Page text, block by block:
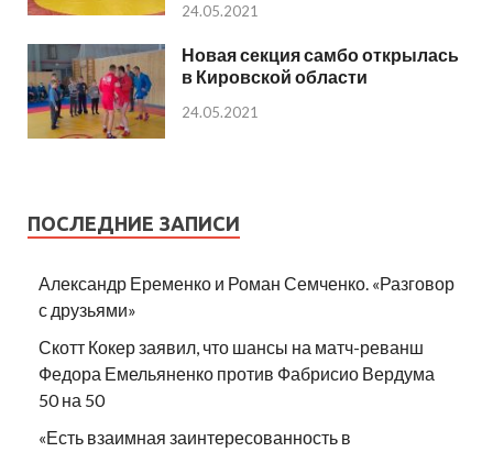
24.05.2021
Новая секция самбо открылась
в Кировской области
24.05.2021
ПОСЛЕДНИЕ ЗАПИСИ
Александр Еременко и Роман Семченко. «Разговор
с друзьями»
Скотт Кокер заявил, что шансы на матч-реванш
Федора Емельяненко против Фабрисио Вердума
50 на 50
«Есть взаимная заинтересованность в